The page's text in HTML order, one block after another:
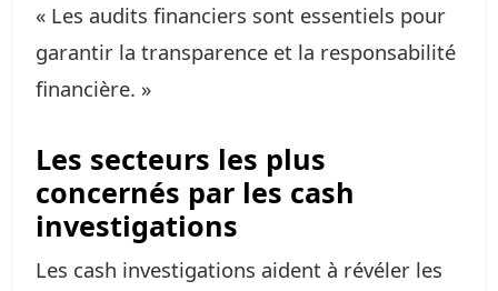
« Les audits financiers sont essentiels pour
garantir la transparence et la responsabilité
financière. »
Les secteurs les plus
concernés par les cash
investigations
Les cash investigations aident à révéler les